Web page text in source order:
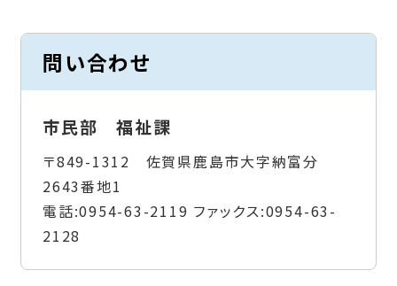
問い合わせ
市民部 福祉課
〒849-1312 佐賀県鹿島市大字納富分
2643番地1
電話:0954-63-2119 ファックス:0954-63-
2128